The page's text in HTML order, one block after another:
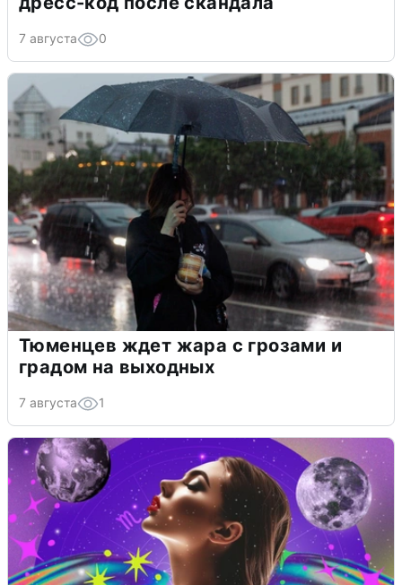
7 августа 0
Тюменцев ждет жара с грозами и
градом на выходных
7 августа 1